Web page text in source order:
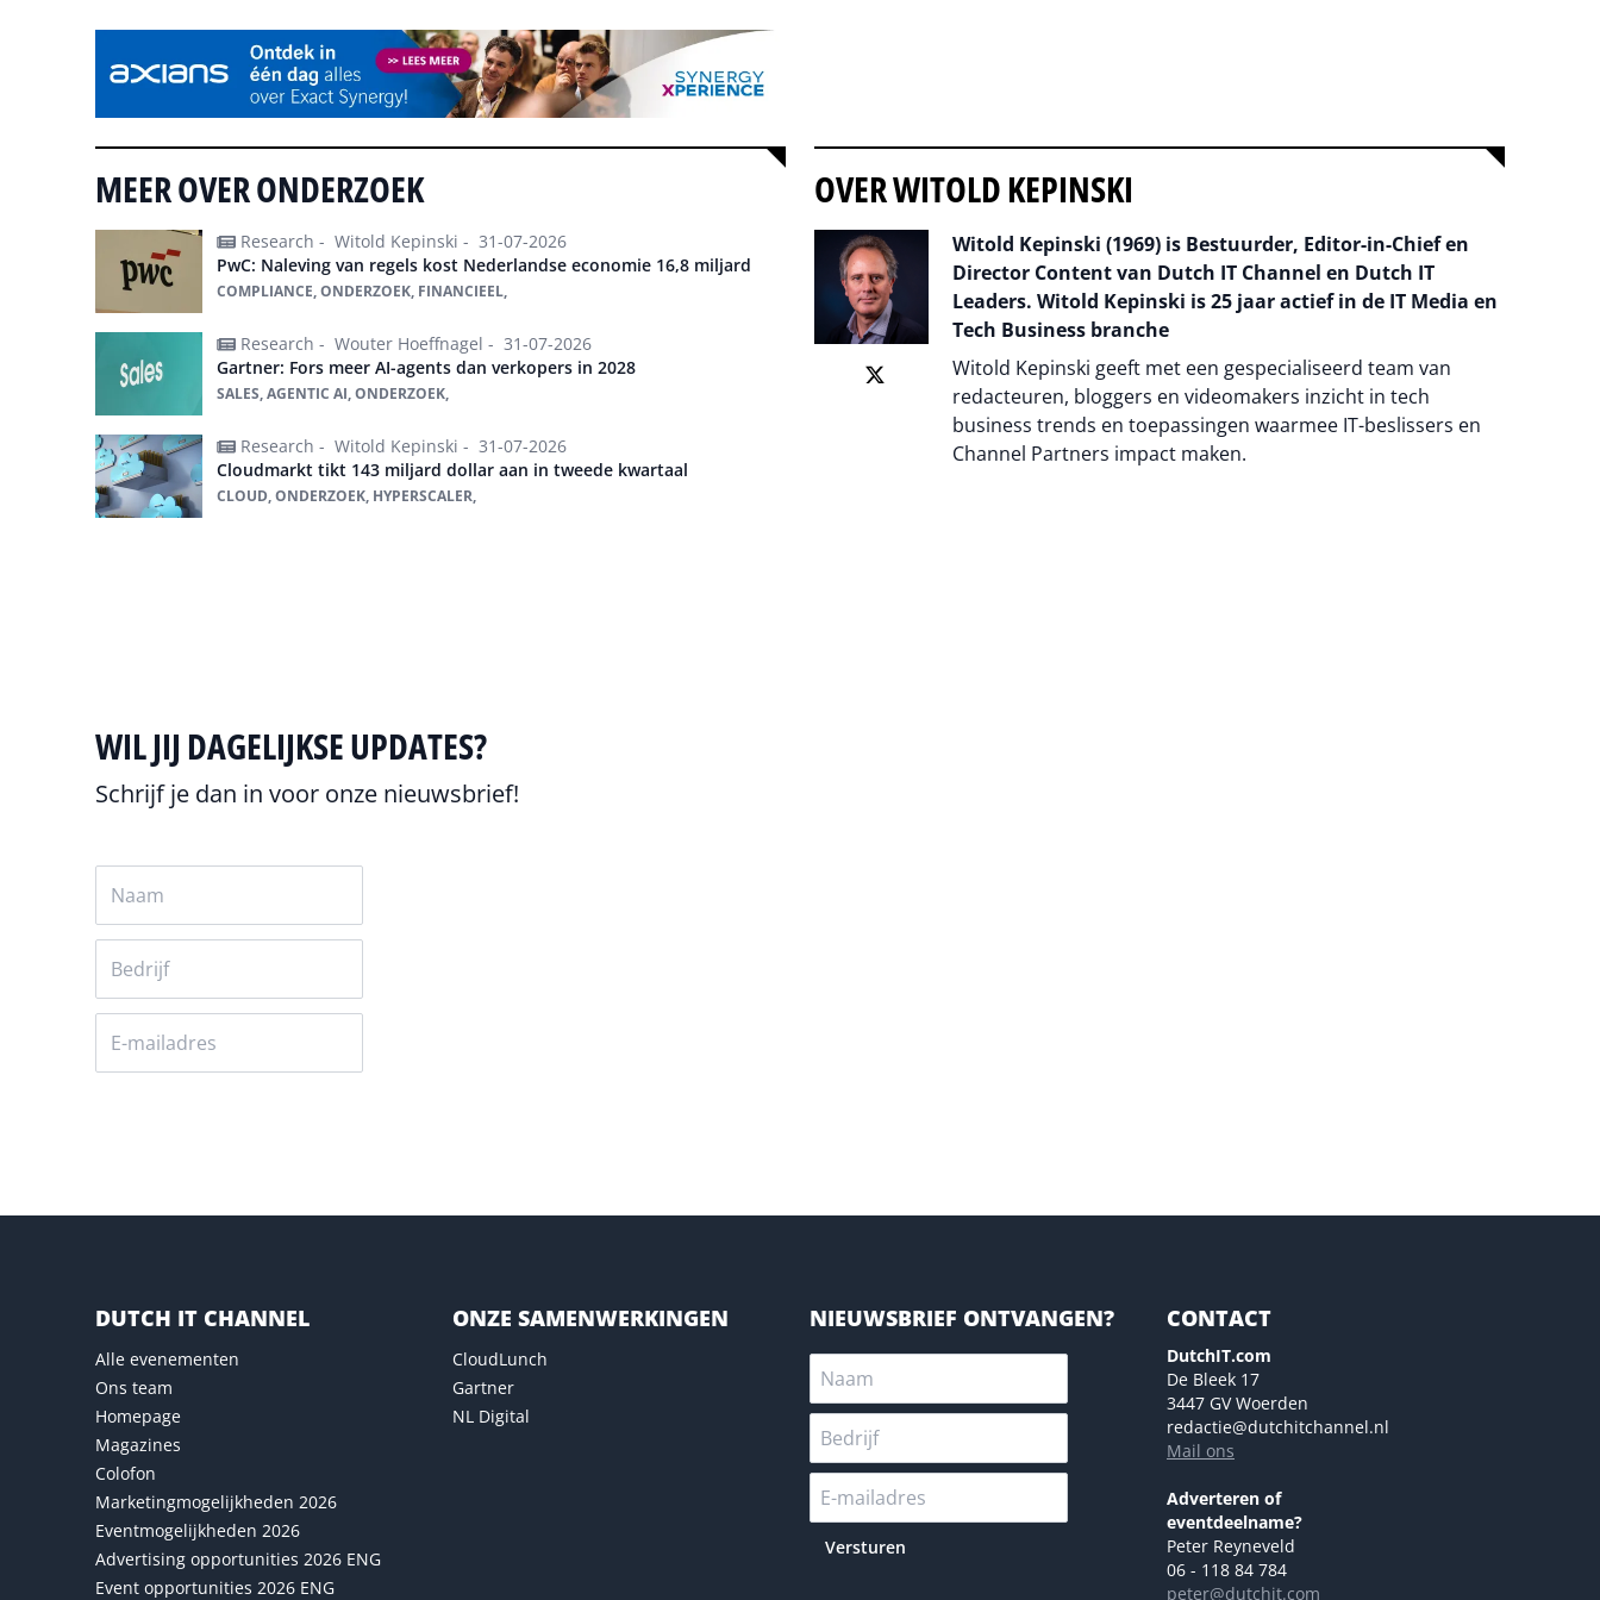
MEER OVER ONDERZOEK
Research - Witold Kepinski - 31-07-2026
PwC: Naleving van regels kost Nederlandse economie 16,8 miljard
COMPLIANCE, ONDERZOEK, FINANCIEEL,
Research - Wouter Hoeffnagel - 31-07-2026
Gartner: Fors meer AI-agents dan verkopers in 2028
SALES, AGENTIC AI, ONDERZOEK,
Research - Witold Kepinski - 31-07-2026
Cloudmarkt tikt 143 miljard dollar aan in tweede kwartaal
CLOUD, ONDERZOEK, HYPERSCALER,
OVER WITOLD KEPINSKI
Witold Kepinski (1969) is Bestuurder, Editor-in-Chief en
Director Content van Dutch IT Channel en Dutch IT
Leaders. Witold Kepinski is 25 jaar actief in de IT Media en
Tech Business branche
Witold Kepinski geeft met een gespecialiseerd team van
redacteuren, bloggers en videomakers inzicht in tech
business trends en toepassingen waarmee IT-beslissers en
Channel Partners impact maken.
WIL JIJ DAGELIJKSE UPDATES?
Schrijf je dan in voor onze nieuwsbrief!
DUTCH IT CHANNEL
Alle evenementen
Ons team
Homepage
Magazines
Colofon
Marketingmogelijkheden 2026
Eventmogelijkheden 2026
Advertising opportunities 2026 ENG
Event opportunities 2026 ENG
ONZE SAMENWERKINGEN
CloudLunch
Gartner
NL Digital
NIEUWSBRIEF ONTVANGEN?
Versturen
CONTACT
DutchIT.com
De Bleek 17
3447 GV Woerden
redactie@dutchitchannel.nl
Mail ons
Adverteren of
eventdeelname?
Peter Reyneveld
06 - 118 84 784
peter@dutchit.com